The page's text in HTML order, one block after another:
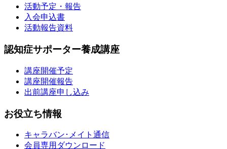
活動予定・報告
入会申込書
活動報告資料
認知症サポーター養成講座
講座開催予定
講座開催報告
出前講座申し込み
お役立ち情報
キャラバン･メイト通信
会員専用ダウンロード